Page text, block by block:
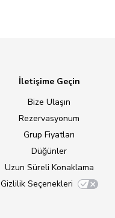
İletişime Geçin
Bize Ulaşın
Rezervasyonum
Grup Fiyatları
Düğünler
Uzun Süreli Konaklama
Gizlilik Seçenekleri